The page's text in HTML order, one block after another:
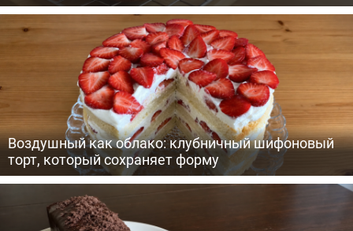
Воздушный как облако: клубничный шифоновый
торт, который сохраняет форму